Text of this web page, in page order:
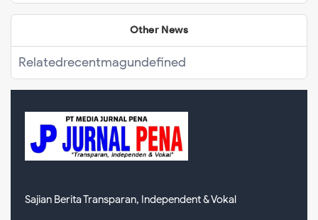
Other News
Relatedrecentmagundefined
Sajian Berita Transparan, Independent & Vokal